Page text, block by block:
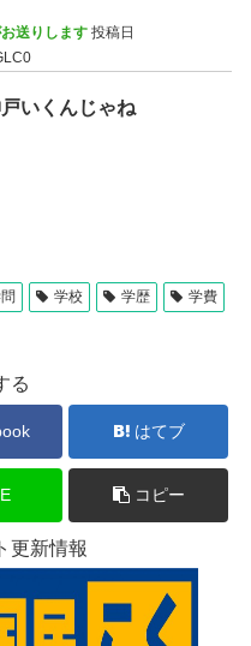
送りします 投稿日
いくんじゃね
学校 学歴
学費
る
はてブ
コピー
更新情報